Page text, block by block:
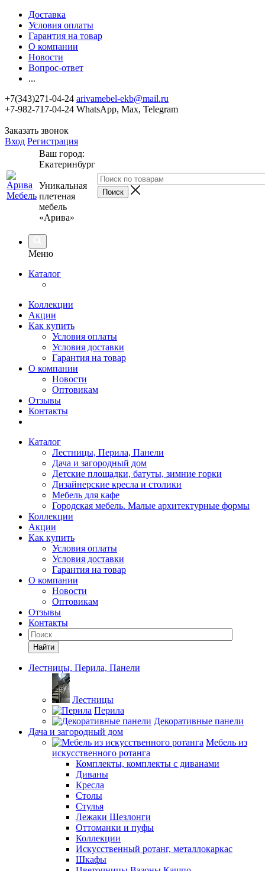
Доставка
Условия оплаты
Гарантия на товар
О компании
Новости
Вопрос-ответ
...
+7(343)271-04-24 arivamebel-ekb@mail.ru
+7-982-717-04-24 WhatsApp, Max, Telegram
Заказать звонок
Вход Регистрация
Ваш город:
Екатеринбург
Уникальная
плетеная
мебель
«Арива»
Меню
Каталог
Коллекции
Акции
Как купить
Условия оплаты
Условия доставки
Гарантия на товар
О компании
Новости
Оптовикам
Отзывы
Контакты
Каталог
Лестницы, Перила, Панели
Дача и загородный дом
Детские площадки, батуты, зимние горки
Дизайнерские кресла и столики
Мебель для кафе
Городская мебель. Малые архитектурные формы
Коллекции
Акции
Как купить
Условия оплаты
Условия доставки
Гарантия на товар
О компании
Новости
Оптовикам
Отзывы
Контакты
Найти
Лестницы, Перила, Панели
Лестницы
Перила
Декоративные панели
Дача и загородный дом
Мебель из
искусственного ротанга
Комплекты, комплекты с диванами
Диваны
Кресла
Столы
Стулья
Лежаки Шезлонги
Оттоманки и пуфы
Коллекции
Искусственный ротанг, металлокаркас
Шкафы